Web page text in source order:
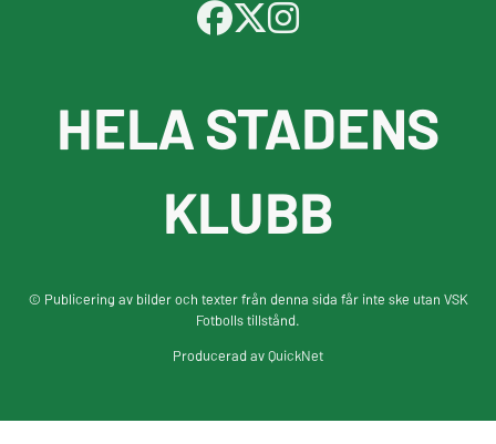
HELA STADENS
KLUBB
© Publicering av bilder och texter från denna sida får inte ske utan VSK
Fotbolls tillstånd.
Producerad avQuickNet